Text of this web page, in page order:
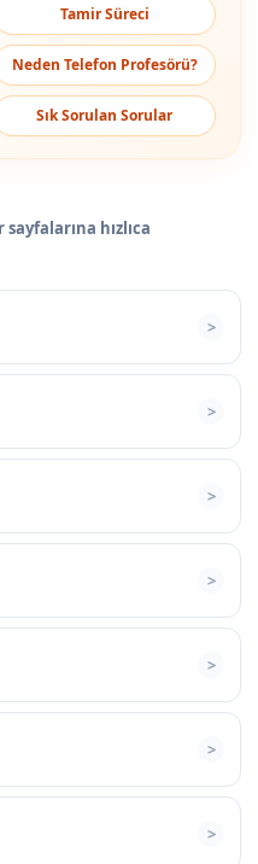
Tamir Süreci
Neden Telefon Profesörü?
Sık Sorulan Sorular
hızlıca